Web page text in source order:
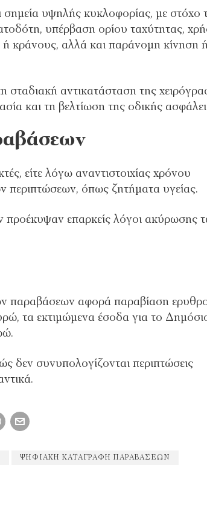
σημεία υψηλής κυκλοφορίας, με στόχο
υπέρβαση ορίου ταχύτητας,
κράνους, αλλά και παράνομη κίνηση
σταδιακή αντικατάσταση της
και τη βελτίωση της οδικής
είτε λόγω αναντιστοιχίας χρόνου
περιπτώσεων, όπως ζητήματα υγείας.
προέκυψαν επαρκείς λόγοι ακύρωσης
παραβάσεων αφορά παραβίαση
τα εκτιμώμενα έσοδα για το
δεν συνυπολογίζονται περιπτώσεις
ΨΗΦΙΑΚΉ ΚΑΤΑΓΡΑΦΉ ΠΑΡΑΒΆΣΕΩΝ